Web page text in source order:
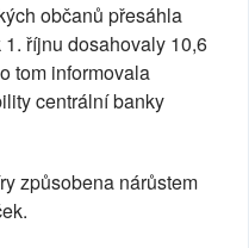
občanů přesáhla
říjnu dosahovaly 10,6
tom informovala
centrální banky
způsobena nárůstem